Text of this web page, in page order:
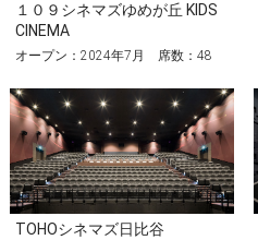
１０９シネマズゆめが丘 KIDS
CINEMA
オープン：2024年7月 席数：48
TOHOシネマズ日比谷